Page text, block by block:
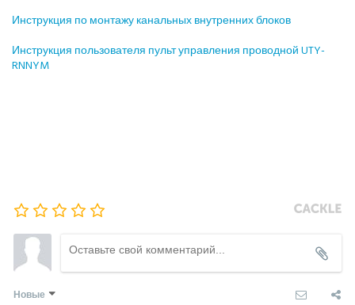
Инструкция по монтажу канальных внутренних блоков
Инструкция пользователя пульт управления проводной UTY-
RNNYM
Новые